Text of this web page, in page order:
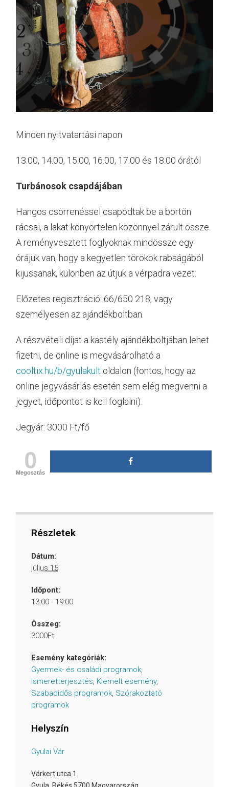
Minden nyitvatartási napon
13.00, 14.00, 15.00, 16.00, 17.00 és 18.00 órától
Turbánosok csapdájában
Hangos csörrenéssel csapódtak be a börtön
rácsai, a lakat könyörtelen közönnyel zárult össze.
A reményvesztett foglyoknak mindössze egy
órájuk van, hogy a kegyetlen törökök rabságából
kijussanak, különben az útjuk a vérpadra vezet.
Előzetes regisztráció: 66/650 218, vagy
személyesen az ajándékboltban.
A részvételi díjat a kastély ajándékboltjában lehet
fizetni, de online is megvásárolható a
cooltix.hu/b/gyulakult oldalon (fontos, hogy az
online jegyvásárlás esetén sem elég megvenni a
jegyet, időpontot is kell foglalni).
Jegyár: 3000 Ft/fő
0
Megosztás
Részletek
Dátum:
július 15
Időpont:
13:00 - 19:00
Összeg:
3000Ft
Esemény kategóriák:
Gyermek- és családi programok,
Ismeretterjesztés, Kiemelt esemény,
Szabadidős programok, Szórakoztató
programok
Helyszín
Gyulai Vár
Várkert utca 1.